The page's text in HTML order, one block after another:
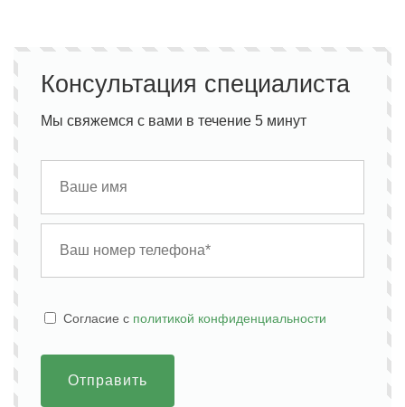
Консультация специалиста
Мы свяжемся с вами в течение 5 минут
Cогласие с политикой конфиденциальности
Отправить